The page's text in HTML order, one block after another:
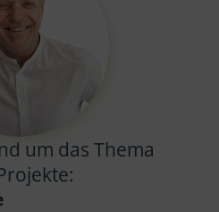
um das Thema